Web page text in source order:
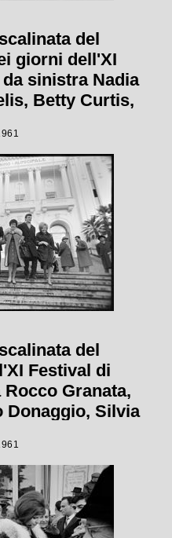
del
giorni dell'XI
sinistra Nadia
Betty Curtis,
del
Festival di
Granata,
Donaggio, Silvia